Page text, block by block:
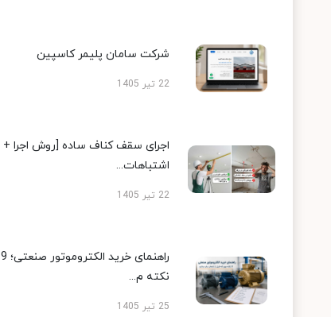
شرکت سامان پلیمر کاسپین
22 تیر 1405
اجرای سقف کناف ساده [روش اجرا +
اشتباهات...
22 تیر 1405
راهنمای خرید الکتروموتور صنعتی؛ 9
نکته م...
25 تیر 1405